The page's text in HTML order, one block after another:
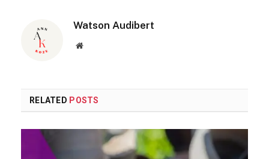
Watson Audibert
Website
RELATED POSTS